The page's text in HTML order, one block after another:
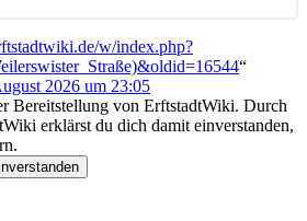
w/index.php?
“
2026 um 23:05
Bereitstellung von ErftstadtWiki. Durch
erklärst du dich damit einverstanden,